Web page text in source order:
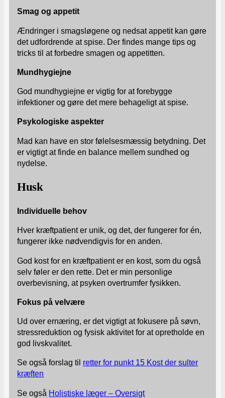
Smag og appetit
Ændringer i smagsløgene og nedsat appetit kan gøre
det udfordrende at spise. Der findes mange tips og
tricks til at forbedre smagen og appetitten.
Mundhygiejne
God mundhygiejne er vigtig for at forebygge
infektioner og gøre det mere behageligt at spise.
Psykologiske aspekter
Mad kan have en stor følelsesmæssig betydning. Det
er vigtigt at finde en balance mellem sundhed og
nydelse.
Husk
Individuelle behov
Hver kræftpatient er unik, og det, der fungerer for én,
fungerer ikke nødvendigvis for en anden.
God kost for en kræftpatient er en kost, som du også
selv føler er den rette. Det er min personlige
overbevisning, at psyken overtrumfer fysikken.
Fokus på velvære
Ud over ernæring, er det vigtigt at fokusere på søvn,
stressreduktion og fysisk aktivitet for at opretholde en
god livskvalitet.
Se også forslag til retter for punkt 15 Kost der sulter
kræften
Se også Holistiske læger – Oversigt